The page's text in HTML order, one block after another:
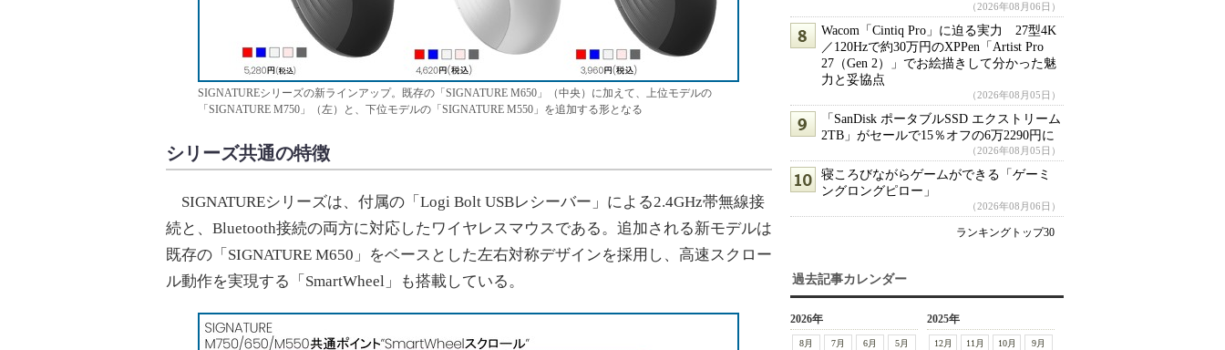
SIGNATUREシリーズの新ラインアップ。既存の「SIGNATURE M650」（中央）に加えて、上位モデルの
「SIGNATURE M750」（左）と、下位モデルの「SIGNATURE M550」を追加する形となる
シリーズ共通の特徴
SIGNATUREシリーズは、付属の「Logi Bolt USBレシーバー」による2.4GHz帯無線接
続と、Bluetooth接続の両方に対応したワイヤレスマウスである。追加される新モデルは
既存の「SIGNATURE M650」をベースとした左右対称デザインを採用し、高速スクロー
ル動作を実現する「SmartWheel」も搭載している。
（2026年08月06日）
Wacom「Cintiq Pro」に迫る実力 27型4K
／120Hzで約30万円のXPPen「Artist Pro
27（Gen 2）」でお絵描きして分かった魅
力と妥協点
（2026年08月05日）
「SanDisk ポータブルSSD エクストリーム
2TB」がセールで15％オフの6万2290円に
（2026年08月05日）
寝ころびながらゲームができる「ゲーミ
ングロングピロー」
（2026年08月06日）
ランキングトップ30
過去記事カレンダー
2026年
8月 7月 6月
5月
2025年
12月 11月 10月
9月